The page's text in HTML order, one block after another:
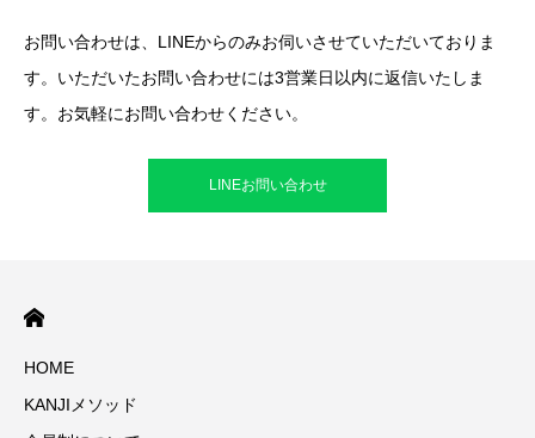
お問い合わせは、LINEからのみお伺いさせていただいておりま
す。いただいたお問い合わせには3営業日以内に返信いたしま
す。お気軽にお問い合わせください。
LINEお問い合わせ
HOME
KANJIメソッド